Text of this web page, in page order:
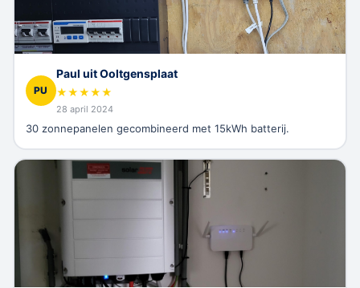
PU
Paul uit Ooltgensplaat
★★★★★
28 april 2024
30 zonnepanelen gecombineerd met 15kWh batterij.